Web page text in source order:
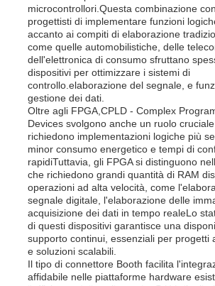
microcontrollori.Questa combinazione
progettisti di implementare funzioni
accanto ai compiti di elaborazione
come quelle automobilistiche, delle
dell'elettronica di consumo sfruttano
dispositivi per ottimizzare i sistemi di
controllo.elaborazione del segnale, e
gestione dei dati.
Oltre agli FPGA,CPLD - Complex
Devices svolgono anche un ruolo
richiedono implementazioni logiche più
minor consumo energetico e tempi di
rapidiTuttavia, gli FPGA si distinguono
che richiedono grandi quantità di RAM
operazioni ad alta velocità, come
segnale digitale, l'elaborazione delle
acquisizione dei dati in tempo realeLo
di questi dispositivi garantisce una
supporto continui, essenziali per progetti
e soluzioni scalabili.
Il tipo di connettore Booth facilita
affidabile nelle piattaforme hardware